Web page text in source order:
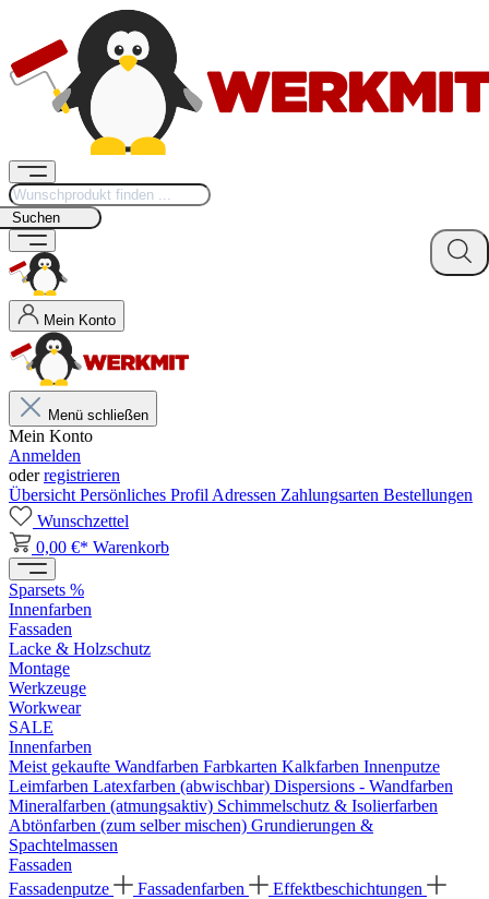
Suchen
Mein Konto
Menü schließen
Mein Konto
Anmelden
oderregistrieren
Übersicht Persönliches Profil Adressen Zahlungsarten Bestellungen
Wunschzettel
0,00 €* Warenkorb
Sparsets %
Innenfarben
Fassaden
Lacke & Holzschutz
Montage
Werkzeuge
Workwear
SALE
Innenfarben
Meist gekaufte Wandfarben Farbkarten Kalkfarben Innenputze
Leimfarben Latexfarben (abwischbar) Dispersions - Wandfarben
Mineralfarben (atmungsaktiv) Schimmelschutz & Isolierfarben
Abtönfarben (zum selber mischen) Grundierungen &
Spachtelmassen
Fassaden
Fassadenputze
Fassadenfarben
Effektbeschichtungen